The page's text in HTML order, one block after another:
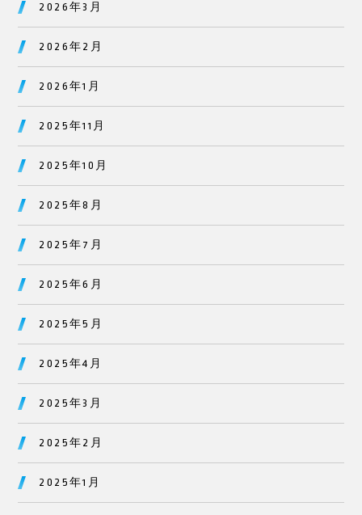
2026年3月
2026年2月
2026年1月
2025年11月
2025年10月
2025年8月
2025年7月
2025年6月
2025年5月
2025年4月
2025年3月
2025年2月
2025年1月